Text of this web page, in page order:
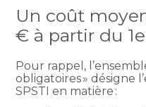
Un coût
€ à partir du
Pour rappel,
obligatoires » désigne
SPSTI en matière :